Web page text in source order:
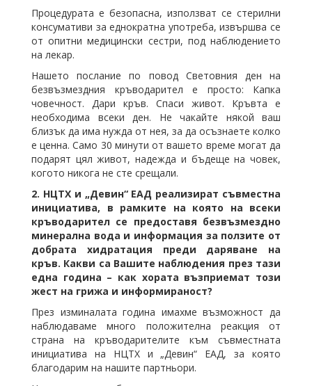
Процедурата е безопасна, използват се стерилни
консумативи за еднократна употреба, извършва се
от опитни медицински сестри, под наблюдението
на лекар.
Нашето послание по повод Световния ден на
безвъзмездния кръводарител е просто: Капка
човечност. Дари кръв. Спаси живот. Кръвта е
необходима всеки ден. Не чакайте някой ваш
близък да има нужда от нея, за да осъзнаете колко
е ценна. Само 30 минути от вашето време могат да
подарят цял живот, надежда и бъдеще на човек,
когото никога не сте срещали.
2. НЦТХ и „Девин“ ЕАД реализират съвместна
инициатива, в рамките на която на всеки
кръводарител се предоставя безвъзмездно
минерална вода и информация за ползите от
добрата хидратация преди даряване на
кръв. Какви са Вашите наблюдения през тази
една година – как хората възприемат този
жест на грижа и информираност?
През изминалата година имахме възможност да
наблюдаваме много положителна реакция от
страна на кръводарителите към съвместната
инициатива на НЦТХ и „Девин“ ЕАД, за която
благодарим на нашите партньори.